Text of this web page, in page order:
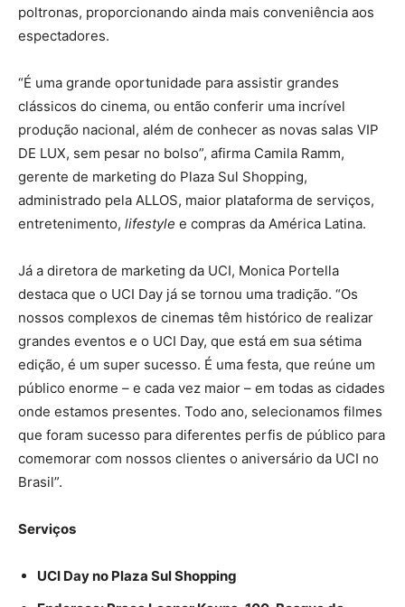
poltronas, proporcionando ainda mais conveniência aos
espectadores.
“É uma grande oportunidade para assistir grandes
clássicos do cinema, ou então conferir uma incrível
produção nacional, além de conhecer as novas salas VIP
DE LUX, sem pesar no bolso”, afirma Camila Ramm,
gerente de marketing do Plaza Sul Shopping,
administrado pela ALLOS, maior plataforma de serviços,
entretenimento, lifestyle e compras da América Latina.
Já a diretora de marketing da UCI, Monica Portella
destaca que o UCI Day já se tornou uma tradição. “Os
nossos complexos de cinemas têm histórico de realizar
grandes eventos e o UCI Day, que está em sua sétima
edição, é um super sucesso. É uma festa, que reúne um
público enorme – e cada vez maior – em todas as cidades
onde estamos presentes. Todo ano, selecionamos filmes
que foram sucesso para diferentes perfis de público para
comemorar com nossos clientes o aniversário da UCI no
Brasil”.
Serviços
UCI Day no Plaza Sul Shopping